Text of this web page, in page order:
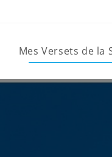
Mes Versets de la